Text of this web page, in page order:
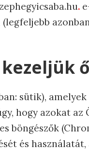
.
sütik),
hogy azokat az
böngészők
és